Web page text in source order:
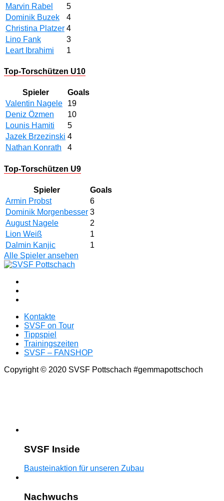
Marvin Rabel
5
Dominik Buzek
4
Christina Platzer 4
Lino Fank
3
Leart Ibrahimi
1
Top-Torschützen U10
Spieler
Goals
Valentin Nagele
19
Deniz Özmen
10
Lounis Hamiti
5
Jazek Brzezinski 4
Nathan Konrath
4
Top-Torschützen U9
Spieler
Goals
Armin Probst
6
Dominik Morgenbesser 3
August Nagele
2
Lion Weiß
1
Dalmin Kanjic
1
Alle Spieler ansehen
Kontakte
SVSF on Tour
Tippspiel
Trainingszeiten
SVSF – FANSHOP
Copyright © 2020 SVSF Pottschach #gemmapottschoch
SVSF Inside
Bausteinaktion für unseren Zubau
Nachwuchs